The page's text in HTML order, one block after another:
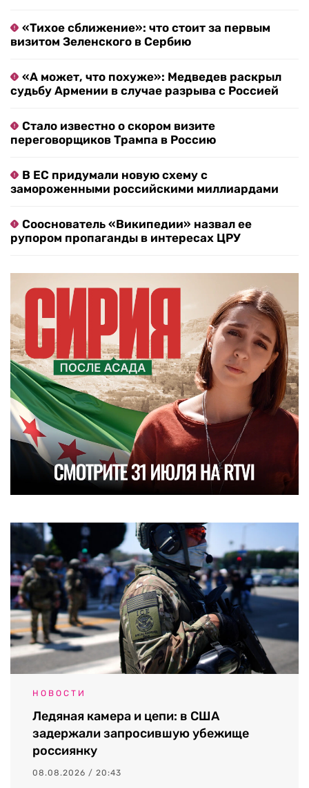
«Тихое сближение»: что стоит за первым
визитом Зеленского в Сербию
«А может, что похуже»: Медведев раскрыл
судьбу Армении в случае разрыва с Россией
Стало известно о скором визите
переговорщиков Трампа в Россию
В ЕС придумали новую схему с
замороженными российскими миллиардами
Сооснователь «Википедии» назвал ее
рупором пропаганды в интересах ЦРУ
НОВОСТИ
Ледяная камера и цепи: в США
задержали запросившую убежище
россиянку
08.08.2026 / 20:43